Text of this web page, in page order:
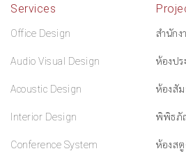
Services
Office Design
Audio Visual Design
Acoustic Design
Interior Design
Conference System
สำนักง
ห้องปร
ห้องสั
พิพิธภั
ห้องสตู